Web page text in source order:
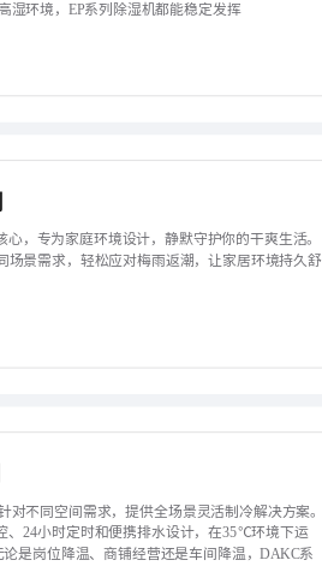
湿环境，EP系列除湿机都能稳定发挥
，专为家庭环境设计，静默守护你的干爽生活。
场景需求，轻松应对梅雨返潮，让家居环境持久舒
对不同空间需求，提供全场景灵活制冷解决方案。
、24小时定时和便携排水设计，在35℃环境下运
是岗位降温、商铺经营还是车间降温，DAKC系